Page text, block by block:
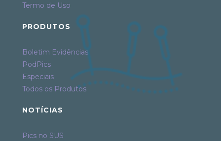
Termo de Uso
PRODUTOS
Boletim Evidências
PodPics
Especiais
Todos os Produtos
NOTÍCIAS
Pics no SUS